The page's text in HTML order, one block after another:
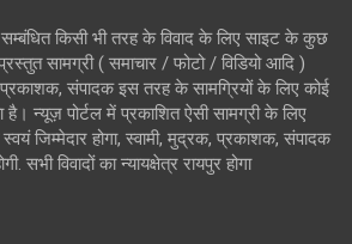
किसी भी तरह के विवाद के लिए साइट के कुछ
प्रस्तुत सामग्री ( समाचार / फोटो / विडियो आदि )
प्रकाशक, संपादक इस तरह के सामग्रियों के लिए कोई
है। न्यूज़ पोर्टल में प्रकाशित ऐसी सामग्री के लिए
जिम्मेदार होगा, स्वामी, मुद्रक, प्रकाशक, संपादक
सभी विवादों का न्यायक्षेत्र रायपुर होगा